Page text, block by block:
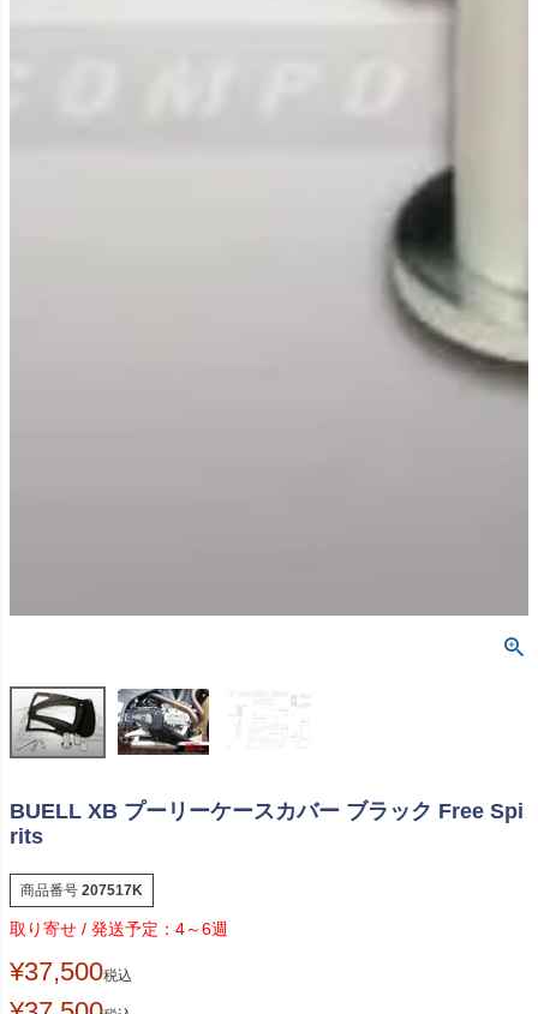
BUELL XB プーリーケースカバー ブラック Free Spi
rits
商品番号 207517K
4～6週
¥37,500税込